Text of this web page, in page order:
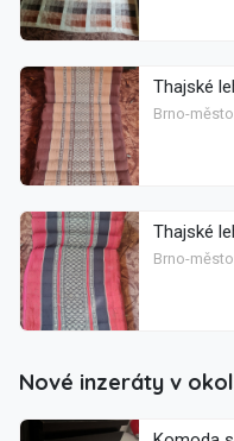
Thajské
Brno-
Thajské
Brno-
Nové inzeráty v